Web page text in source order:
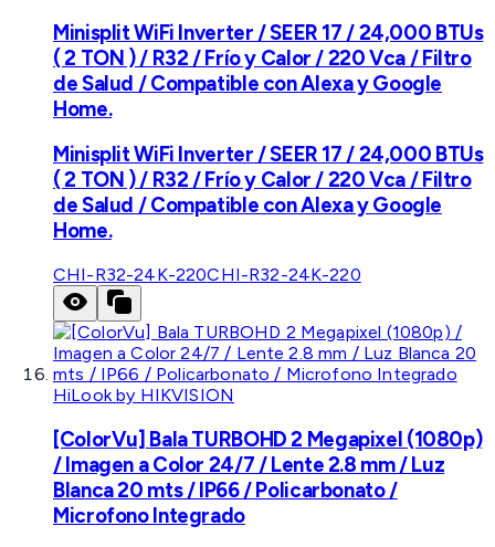
Minisplit WiFi Inverter / SEER 17 / 24,000 BTUs
( 2 TON ) / R32 / Frío y Calor / 220 Vca / Filtro
de Salud / Compatible con Alexa y Google
Home.
Minisplit WiFi Inverter / SEER 17 / 24,000 BTUs
( 2 TON ) / R32 / Frío y Calor / 220 Vca / Filtro
de Salud / Compatible con Alexa y Google
Home.
CHI-R32-24K-220CHI-R32-24K-220
HiLook by HIKVISION
[ColorVu] Bala TURBOHD 2 Megapixel (1080p)
/ Imagen a Color 24/7 / Lente 2.8 mm / Luz
Blanca 20 mts / IP66 / Policarbonato /
Microfono Integrado